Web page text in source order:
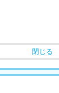
閉じる